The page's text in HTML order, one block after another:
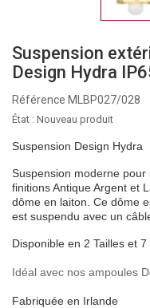
Suspension
Design Hydra
Référence MLBP027/028
État : Nouveau produit
Suspension Design Hydra
Suspension moderne
finitions Antique Argent et
dôme en laiton. Ce dôme
est suspendu avec un
Disponible en 2 Tailles et 7
Idéal avec nos ampoules
Fabriquée en Irlande